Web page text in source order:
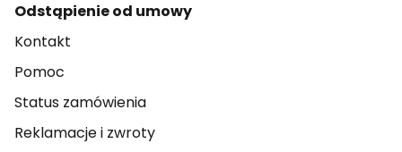
Odstąpienie od umowy
Kontakt
Pomoc
Status zamówienia
Reklamacje i zwroty